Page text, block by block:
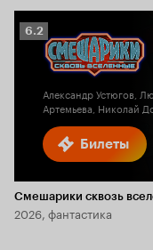
Билеты
Рейтинг
Кинопоиска
6.2
Александр Устюгов,
Артемьева, Николай
Смешарики сквозь
2026, фантастика